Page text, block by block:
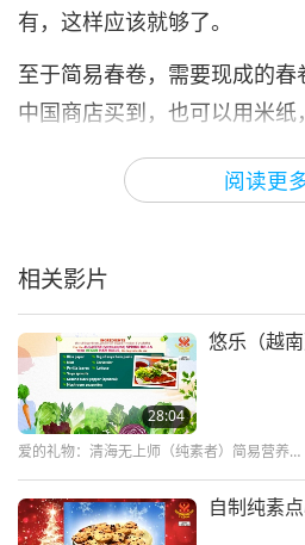
阅读更
有，这样应该就够了。
至于简易春卷，需要现成的
中国商店买到，也可以用米
需要现成的辣椒酱和煎炸的油
「通常，我吃黄瓜是连皮一起
我们想让这道汤口感非常滑顺
道汤很简单，但在夏天，这
效。那就是为什么我叫它『清
黄瓜是很棒的水果。可以当沙
可以卤，可以腌，做各式各样
美容品。你们已经知道了。
黄瓜轻放上去，直到你觉得凉
相关影片
28:04
悠乐（越
爱的礼物：清海无上师（纯素者）简易营养的
自制纯素